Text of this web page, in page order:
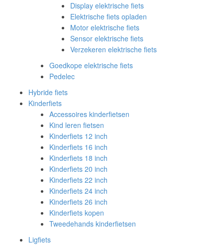
Display elektrische fiets
Elektrische fiets opladen
Motor elektrische fiets
Sensor elektrische fiets
Verzekeren elektrische fiets
Goedkope elektrische fiets
Pedelec
Hybride fiets
Kinderfiets
Accessoires kinderfietsen
Kind leren fietsen
Kinderfiets 12 inch
Kinderfiets 16 inch
Kinderfiets 18 inch
Kinderfiets 20 inch
Kinderfiets 22 inch
Kinderfiets 24 inch
Kinderfiets 26 inch
Kinderfiets kopen
Tweedehands kinderfietsen
Ligfiets